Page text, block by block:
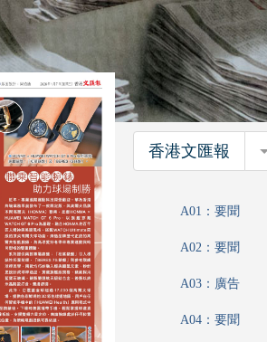
香港文匯報
A01：要聞
A02：要聞
A03：廣告
A04：要聞